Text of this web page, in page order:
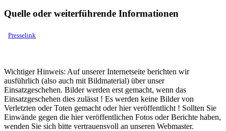
Quelle oder weiterführende Informationen
Presselink
Wichtiger Hinweis: Auf unserer Internetseite berichten wir
ausführlich (also auch mit Bildmaterial) über unser
Einsatzgeschehen. Bilder werden erst gemacht, wenn das
Einsatzgeschehen dies zulässt ! Es werden keine Bilder von
Verletzten oder Toten gemacht oder hier veröffentlicht ! Sollten Sie
Einwände gegen die hier veröffentlichen Fotos oder Berichte haben,
wenden Sie sich bitte vertrauensvoll an unseren Webmaster.